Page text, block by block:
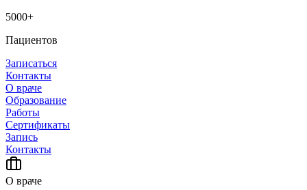
5000+
Пациентов
Записаться
Контакты
О враче
Образование
Работы
Сертификаты
Запись
Контакты
О враче